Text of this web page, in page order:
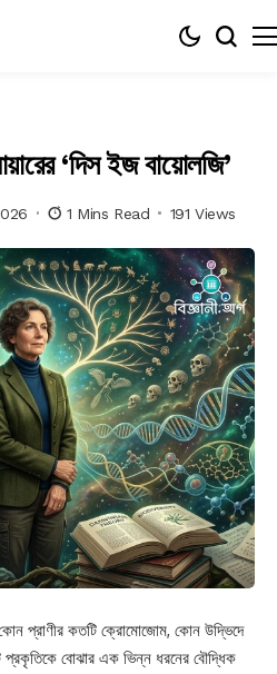
‘দিস ইজ বায়োলজি’
1 Mins Read 191 Views
প্রাণীর কতটি ক্রোমোজোম, কোন উদ্ভিদে
বোঝার এক ভিন্ন ধরনের বৌদ্ধিক